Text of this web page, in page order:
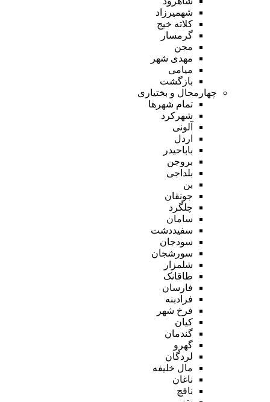
شهمیرزاد
کلاته خیج
گرمسار
مجن
مهدی شهر
میامی
بازگشت
چهارمحال و بختیاری
تمام شهر‌ها
شهرکرد
آلونی
اردل
باباحیدر
بروجن
بلداجی
بن
جونقان
چلگرد
سامان
سفیددشت
سودجان
سورشجان
شلمزار
طاقانک
فارسان
فرادبنه
فرخ شهر
کیان
گندمان
گهرو
لردگان
مال خلیفه
ناغان
نافچ